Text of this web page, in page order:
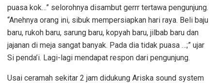
puasa kok…” selorohnya disambut gerrr tertawa pengunjung.
“Anehnya orang ini, sibuk mempersiapkan hari raya. Beli baju
baru, rukoh baru, sarung baru, kopyah baru, jilbab baru dan
jajanan di meja sangat banyak. Pada dia tidak puasa …;” ujar
Si penda’i. Lagi-lagi mendapat respon dari pengunjung.
Usai ceramah sekitar 2 jam didukung Ariska sound system